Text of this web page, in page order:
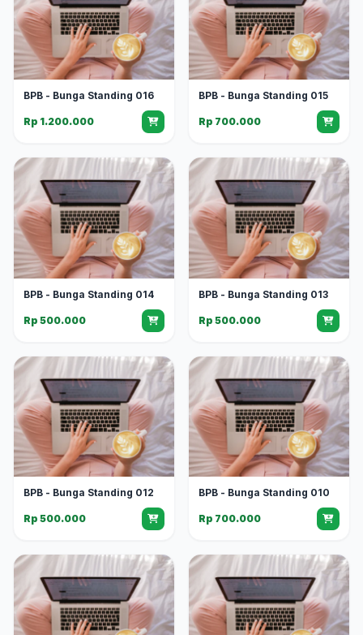
BPB - Bunga Standing 016
Rp 1.200.000
BPB - Bunga Standing 015
Rp 700.000
BPB - Bunga Standing 014
Rp 500.000
BPB - Bunga Standing 013
Rp 500.000
BPB - Bunga Standing 012
Rp 500.000
BPB - Bunga Standing 010
Rp 700.000